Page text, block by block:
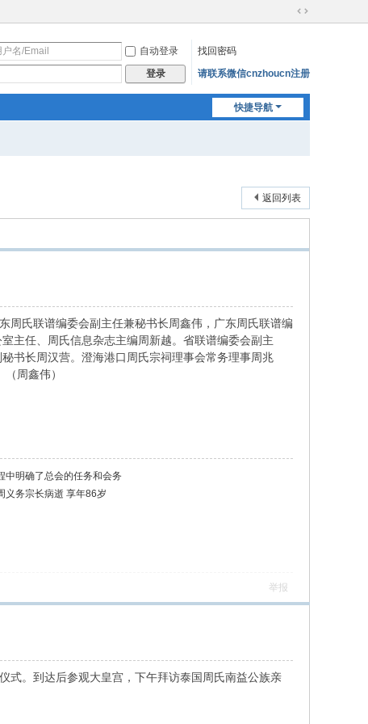
切
宽
自动登录
找回密码
登录 请联系微信cnzhoucn注册
快捷导航
返回列表
氏联谱编委会副主任兼秘书长周鑫伟，广东周氏联谱编
主任、周氏信息杂志主编周新越。省联谱编委会副主
书长周汉营。澄海港口周氏宗祠理事会常务理事周兆
周鑫伟）
中明确了总会的任务和会务
义务宗长病逝 享年86岁
举报
。到达后参观大皇宫，下午拜访泰国周氏南益公族亲